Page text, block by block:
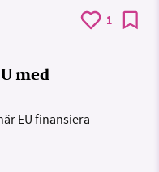
1
med
EU finansiera